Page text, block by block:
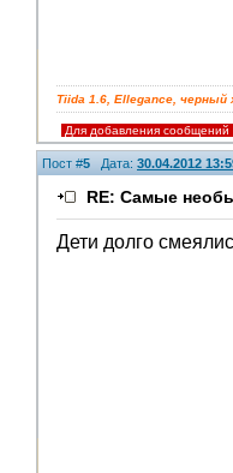
Tiida 1.6, Ellegance, черный
Для добавления сообщений
Пост #5 Дата: 30.04.2012
RE: Самые
Дети долго